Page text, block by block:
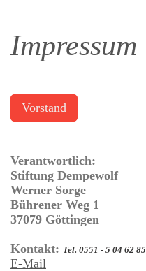
Impressum
Vorstand
Verantwortlich:
Stiftung Dempewolf
Werner Sorge
Bührener Weg 1
37079 Göttingen
Kontakt: Tel. 0551 - 5 04 62 85
E-Mail